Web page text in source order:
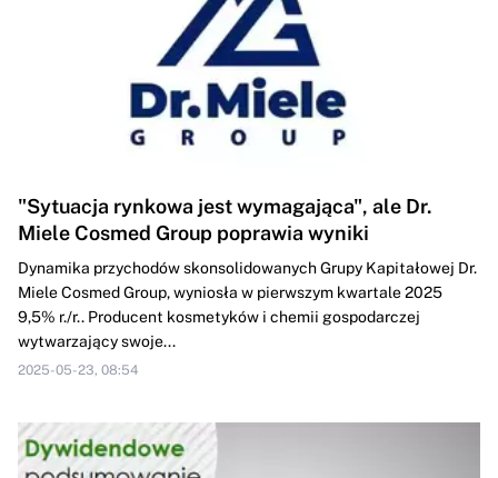
"Sytuacja rynkowa jest wymagająca", ale Dr.
Miele Cosmed Group poprawia wyniki
Dynamika przychodów skonsolidowanych Grupy Kapitałowej Dr.
Miele Cosmed Group, wyniosła w pierwszym kwartale 2025
9,5% r./r.. Producent kosmetyków i chemii gospodarczej
wytwarzający swoje...
2025-05-23, 08:54